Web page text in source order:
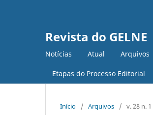
Revista do GELNE
Notícias Atual Arquivos
Etapas do Processo Editorial
Início / Arquivos / v. 28 n.